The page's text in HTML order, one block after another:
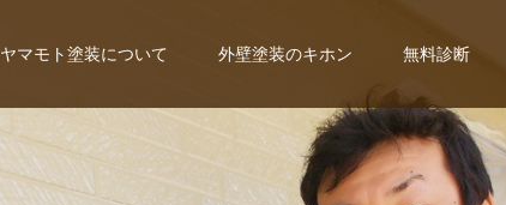
ヤマモト塗装について 外壁塗装のキホン 無料診断